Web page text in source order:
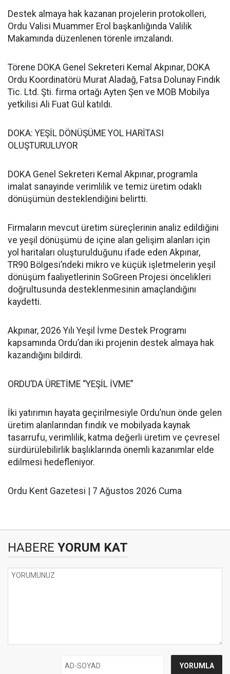
Destek almaya hak kazanan projelerin protokolleri,
Ordu Valisi Muammer Erol başkanlığında Valilik
Makamında düzenlenen törenle imzalandı.
Törene DOKA Genel Sekreteri Kemal Akpınar, DOKA
Ordu Koordinatörü Murat Aladağ, Fatsa Dolunay Fındık
Tic. Ltd. Şti. firma ortağı Ayten Şen ve MOB Mobilya
yetkilisi Ali Fuat Gül katıldı.
DOKA: YEŞİL DÖNÜŞÜME YOL HARİTASI
OLUŞTURULUYOR
DOKA Genel Sekreteri Kemal Akpınar, programla
imalat sanayinde verimlilik ve temiz üretim odaklı
dönüşümün desteklendiğini belirtti.
Firmaların mevcut üretim süreçlerinin analiz edildiğini
ve yeşil dönüşümü de içine alan gelişim alanları için
yol haritaları oluşturulduğunu ifade eden Akpınar,
TR90 Bölgesi’ndeki mikro ve küçük işletmelerin yeşil
dönüşüm faaliyetlerinin SoGreen Projesi öncelikleri
doğrultusunda desteklenmesinin amaçlandığını
kaydetti.
Akpınar, 2026 Yılı Yeşil İvme Destek Programı
kapsamında Ordu’dan iki projenin destek almaya hak
kazandığını bildirdi.
ORDU’DA ÜRETİME “YEŞİL İVME”
İki yatırımın hayata geçirilmesiyle Ordu’nun önde gelen
üretim alanlarından fındık ve mobilyada kaynak
tasarrufu, verimlilik, katma değerli üretim ve çevresel
sürdürülebilirlik başlıklarında önemli kazanımlar elde
edilmesi hedefleniyor.
Ordu Kent Gazetesi | 7 Ağustos 2026 Cuma
HABERE YORUM KAT